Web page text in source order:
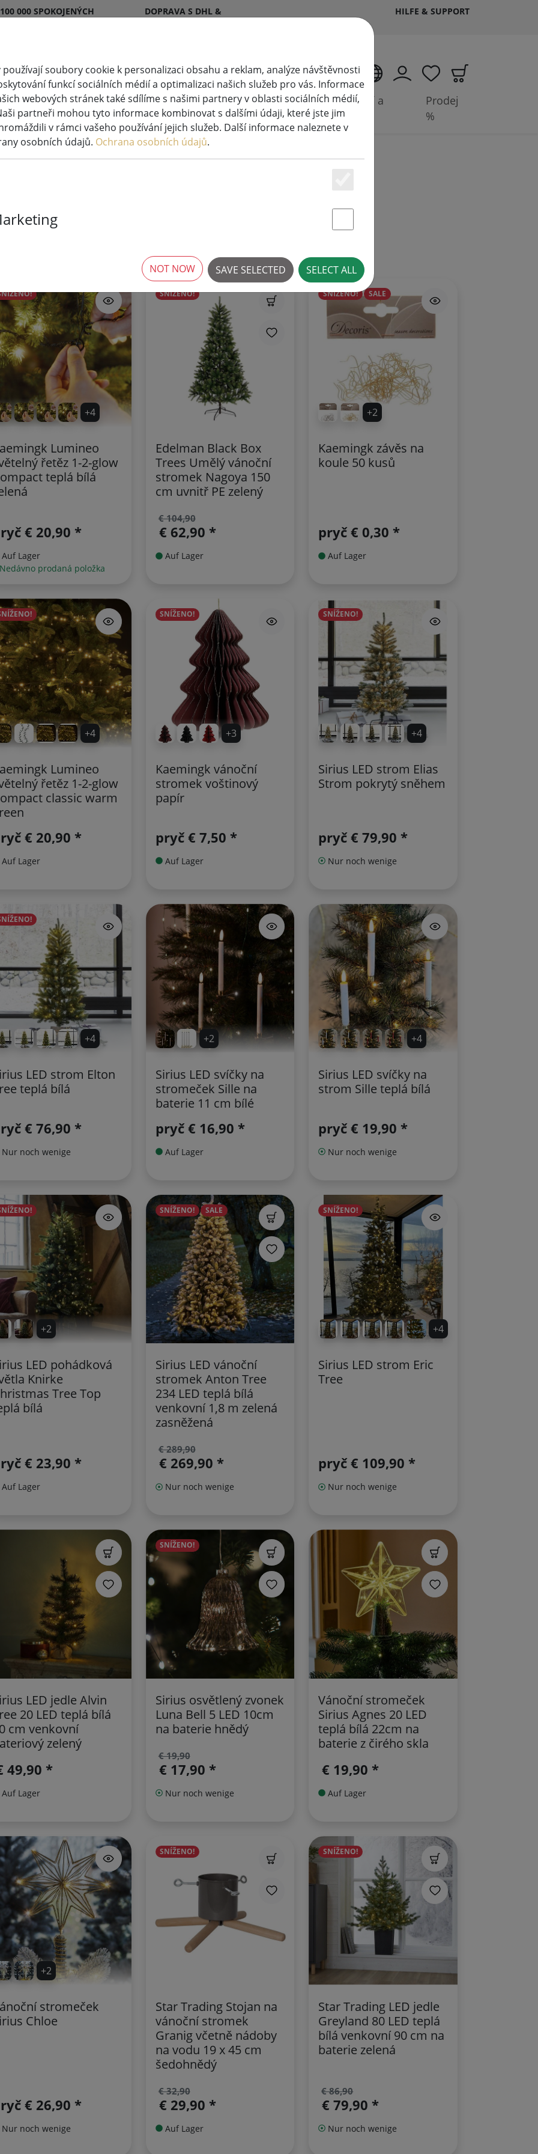
000 SPOKOJENÝCH
DOPRAVA S DHL &
HILFE & SUPPORT
CS
Svíčky
LED
Systémy pohádkových
světel
Příslušenství a
baterie
Prodej
%
+4
Lumineo
řetěz 1-2-glow
teplá bílá
€ 20,90 *
Auf Lager
prodaná položka
SNÍŽENO!
Edelman Black Box
Trees Umělý vánoční
stromek Nagoya 150
cm uvnitř PE zelený
€ 104,90
€ 62,90 *
Auf Lager
+2
SNÍŽENO! SALE
Kaemingk závěs na
koule 50 kusů
pryč€ 0,30 *
Auf Lager
+4
Lumineo
řetěz 1-2-glow
classic warm
€ 20,90 *
Auf Lager
+3
SNÍŽENO!
Kaemingk vánoční
stromek voštinový
papír
pryč € 7,50 *
Auf Lager
+4
SNÍŽENO!
Sirius LED strom Elias
Strom pokrytý sněhem
pryč€ 79,90 *
Nur noch wenige
+4
LED strom Elton
teplá bílá
€ 76,90 *
Nur noch wenige
+2
Sirius LED svíčky na
stromeček Sille na
baterie 11 cm bílé
pryč € 16,90 *
Auf Lager
+4
Sirius LED svíčky na
strom Sille teplá bílá
pryč€ 19,90 *
Nur noch wenige
+2
LED pohádková
Knirke
Tree Top
bílá
€ 23,90 *
Auf Lager
SNÍŽENO! SALE
Sirius LED vánoční
stromek Anton Tree
234 LED teplá bílá
venkovní 1,8 m zelená
zasněžená
€ 289,90
€ 269,90 *
Nur noch wenige
+4
SNÍŽENO!
Sirius LED strom Eric
Tree
pryč€ 109,90 *
Nur noch wenige
LED jedle Alvin
20 LED teplá bílá
cm venkovní
zelený
49,90 *
Auf Lager
SNÍŽENO!
Sirius osvětlený zvonek
Luna Bell 5 LED 10cm
na baterie hnědý
€ 19,90
€ 17,90 *
Nur noch wenige
Vánoční stromeček
Sirius Agnes 20 LED
teplá bílá 22cm na
baterie z čirého skla
€ 19,90 *
Auf Lager
+2
stromeček
Chloe
€ 26,90 *
Nur noch wenige
SNÍŽENO!
Star Trading Stojan na
vánoční stromek
Granig včetně nádoby
na vodu 19 x 45 cm
šedohnědý
€ 32,90
€ 29,90 *
Auf Lager
SNÍŽENO!
Star Trading LED jedle
Greyland 80 LED teplá
bílá venkovní 90 cm na
baterie zelená
€ 86,90
€ 79,90 *
Nur noch wenige
soubory cookie k personalizaci obsahu a reklam, analýze návštěvnosti
funkcí sociálních médií a optimalizaci našich služeb pro vás. Informace
webových stránek také sdílíme s našimi partnery v oblasti sociálních médií,
partneři mohou tyto informace kombinovat s dalšími údaji, které jste jim
v rámci vašeho používání jejich služeb. Další informace naleznete v
osobních údajů. Ochrana osobních údajů.
SAVE SELECTED SELECT ALL
NOT NOW